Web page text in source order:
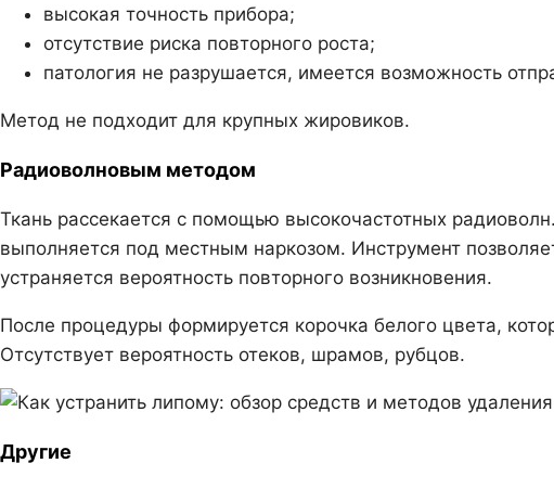
высокая точность прибора;
отсутствие риска повторного роста;
патология не разрушается, имеется возможность
Метод не подходит для крупных жировиков.
Радиоволновым методом
Ткань рассекается с помощью высокочастотных
выполняется под местным наркозом. Инструмент
устраняется вероятность повторного возникновения.
После процедуры формируется корочка белого цвета,
Отсутствует вероятность отеков, шрамов, рубцов.
Другие